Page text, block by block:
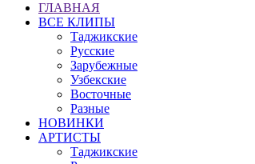
ГЛАВНАЯ
ВСЕ КЛИПЫ
Таджикские
Русские
Зарубежные
Узбекские
Восточные
Разные
НОВИНКИ
АРТИСТЫ
Таджикские